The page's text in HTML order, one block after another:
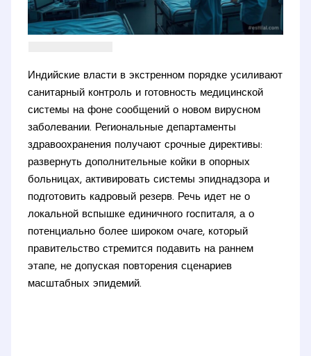
Индийские власти в экстренном порядке усиливают
санитарный контроль и готовность медицинской
системы на фоне сообщений о новом вирусном
заболевании. Региональные департаменты
здравоохранения получают срочные директивы:
развернуть дополнительные койки в опорных
больницах, активировать системы эпиднадзора и
подготовить кадровый резерв. Речь идет не о
локальной вспышке единичного госпиталя, а о
потенциально более широком очаге, который
правительство стремится подавить на раннем
этапе, не допуская повторения сценариев
масштабных эпидемий.